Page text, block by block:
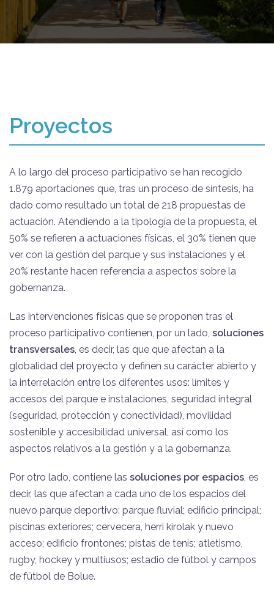
Proyectos
A lo largo del proceso participativo se han recogido
1.879 aportaciones que, tras un proceso de síntesis, ha
dado como resultado un total de 218 propuestas de
actuación. Atendiendo a la tipología de la propuesta, el
50% se refieren a actuaciones físicas, el 30% tienen que
ver con la gestión del parque y sus instalaciones y el
20% restante hacen referencia a aspectos sobre la
gobernanza.
Las intervenciones físicas que se proponen tras el
proceso participativo contienen, por un lado, soluciones
transversales, es decir, las que que afectan a la
globalidad del proyecto y definen su carácter abierto y
la interrelación entre los diferentes usos: límites y
accesos del parque e instalaciones, seguridad integral
(seguridad, protección y conectividad), movilidad
sostenible y accesibilidad universal, así como los
aspectos relativos a la gestión y a la gobernanza.
Por otro lado, contiene las soluciones por espacios, es
decir, las que afectan a cada uno de los espacios del
nuevo parque deportivo: parque fluvial; edificio principal;
piscinas exteriores; cervecera, herri kirolak y nuevo
acceso; edificio frontones; pistas de tenis; atletismo,
rugby, hockey y multiusos; estadio de fútbol y campos
de fútbol de Bolue.